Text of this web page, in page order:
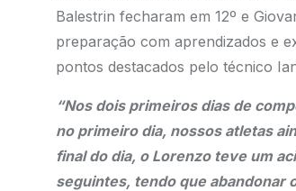
Balestrin fecharam em 12º e
preparação com aprendizados e
pontos destacados pelo técnico
“Nos dois primeiros dias de
no primeiro dia, nossos atletas
final do dia, o Lorenzo teve um
seguintes, tendo que abandonar